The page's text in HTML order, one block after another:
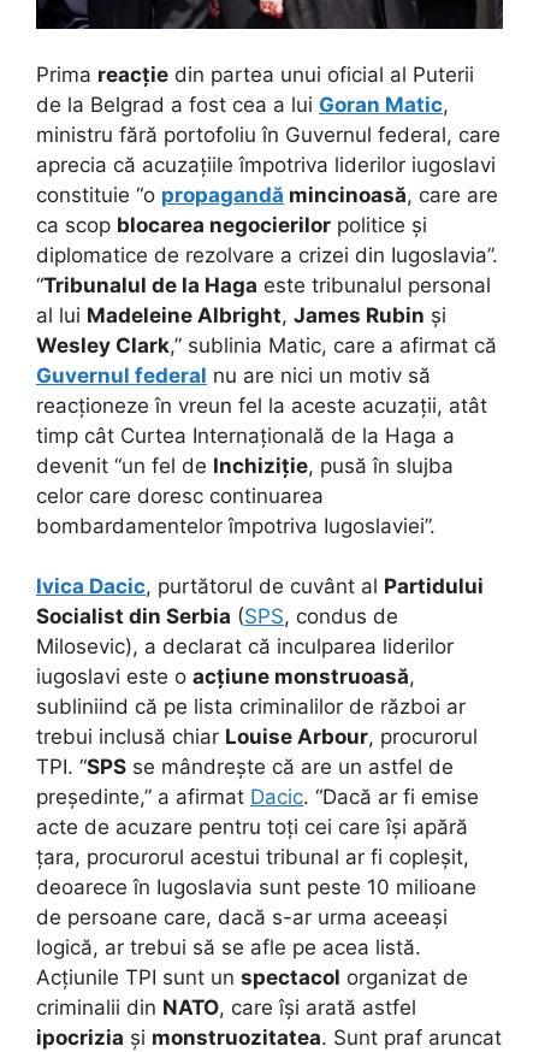
Prima reacție din partea unui oficial al Puterii
de la Belgrad a fost cea a lui Goran Matic,
ministru fără portofoliu în Guvernul federal, care
aprecia că acuzațiile împotriva liderilor iugoslavi
constituie “o propagandă mincinoasă, care are
ca scop blocarea negocierilor politice și
diplomatice de rezolvare a crizei din Iugoslavia”.
“Tribunalul de la Haga este tribunalul personal
al lui Madeleine Albright, James Rubin și
Wesley Clark,” sublinia Matic, care a afirmat că
Guvernul federal nu are nici un motiv să
reacționeze în vreun fel la aceste acuzații, atât
timp cât Curtea Internațională de la Haga a
devenit “un fel de Inchiziție, pusă în slujba
celor care doresc continuarea
bombardamentelor împotriva Iugoslaviei”.
Ivica Dacic, purtătorul de cuvânt al Partidului
Socialist din Serbia (SPS, condus de
Milosevic), a declarat că inculparea liderilor
iugoslavi este o acțiune monstruoasă,
subliniind că pe lista criminalilor de război ar
trebui inclusă chiar Louise Arbour, procurorul
TPI. “SPS se mândrește că are un astfel de
președinte,” a afirmat Dacic. “Dacă ar fi emise
acte de acuzare pentru toți cei care își apără
țara, procurorul acestui tribunal ar fi copleșit,
deoarece în Iugoslavia sunt peste 10 milioane
de persoane care, dacă s-ar urma aceeași
logică, ar trebui să se afle pe acea listă.
Acțiunile TPI sunt un spectacol organizat de
criminalii din NATO, care își arată astfel
ipocrizia și monstruozitatea. Sunt praf aruncat